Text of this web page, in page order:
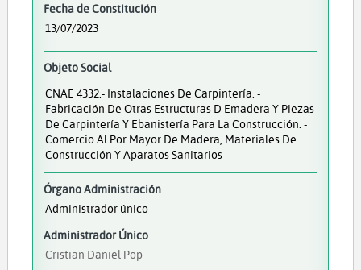
Fecha de Constitución
13/07/2023
Objeto Social
CNAE 4332.- Instalaciones De Carpintería. -
Fabricación De Otras Estructuras D Emadera Y Piezas
De Carpintería Y Ebanistería Para La Construcción. -
Comercio Al Por Mayor De Madera, Materiales De
Construcción Y Aparatos Sanitarios
Órgano Administración
Administrador único
Administrador Único
Cristian Daniel Pop